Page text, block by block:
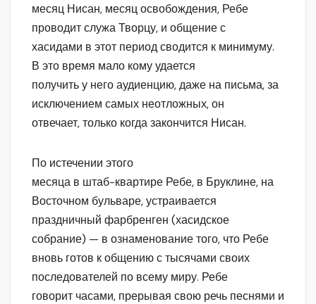
месяц Нисан, месяц освобождения, Ребе
проводит служа Творцу, и общение с
хасидами в этот период сводится к минимуму.
В это время мало кому удается
получить у него аудиенцию, даже на письма, за
исключением самых неотложных, он
отвечает, только когда закончится Нисан.
По истечении этого
месяца в штаб-квартире Ребе, в Бруклине, на
Восточном бульваре, устраивается
праздничный фарбренген (хасидское
собрание) — в ознаменование того, что Ребе
вновь готов к общению с тысячами своих
последователей по всему миру. Ребе
говорит часами, прерывая свою речь песнями и